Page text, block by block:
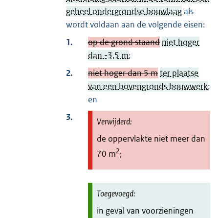
geheel ondergrondse bouwlaagals
wordt voldaan aan de volgende eisen:
1.
op de grond staand niet hoger
dan -3,5 m;
2.
niet hoger dan 5 mter plaatse
van een bovengronds bouwwerk;
en
3.
de oppervlakte niet meer dan
70 m2;
in geval van voorzieningen